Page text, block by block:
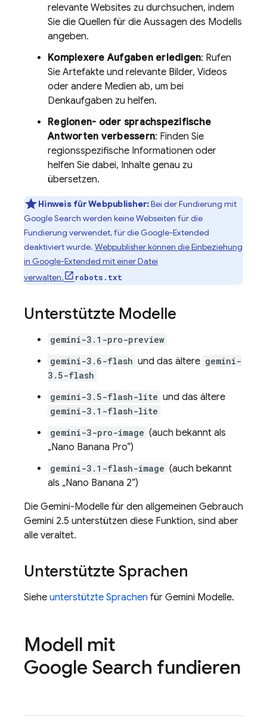
relevante Websites zu durchsuchen, indem
Sie die Quellen für die Aussagen des Modells
angeben.
Komplexere Aufgaben erledigen: Rufen
Sie Artefakte und relevante Bilder, Videos
oder andere Medien ab, um bei
Denkaufgaben zu helfen.
Regionen- oder sprachspezifische
Antworten verbessern: Finden Sie
regionsspezifische Informationen oder
helfen Sie dabei, Inhalte genau zu
übersetzen.
Hinweis für Webpublisher:Bei der Fundierung mit
Google Search werden keine Webseiten für die
Fundierung verwendet, für die Google-Extended
deaktiviert wurde. Webpublisher können die Einbeziehung
in Google-Extended mit einer Datei
verwalten.
robots.txt
Unterstützte Modelle
gemini-3.1-pro-preview
gemini-3.6-flash und das ältere gemini-
3.5-flash
gemini-3.5-flash-lite und das ältere
gemini-3.1-flash-lite
gemini-3-pro-image (auch bekannt als
„Nano Banana Pro“)
gemini-3.1-flash-image (auch bekannt
als „Nano Banana 2“)
Die Gemini-Modelle für den allgemeinen Gebrauch
Gemini 2.5 unterstützen diese Funktion, sind aber
alle veraltet.
Unterstützte Sprachen
Siehe unterstützte Sprachen für Gemini Modelle.
Modell mit
Google Search fundieren